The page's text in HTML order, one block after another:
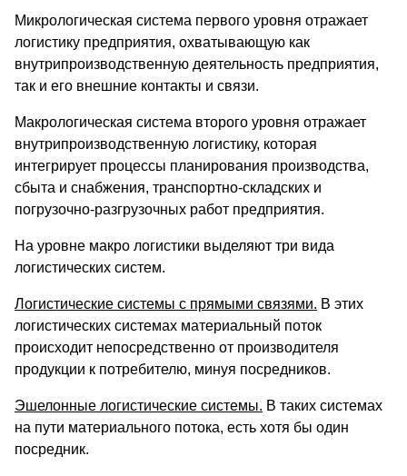
Микрологическая система первого уровня отражает
логистику предприятия, охватывающую как
внутрипроизводственную деятельность предприятия,
так и его внешние контакты и связи.
Макрологическая система второго уровня отражает
внутрипроизводственную логистику, которая
интегрирует процессы планирования производства,
сбыта и снабжения, транспортно-складских и
погрузочно-разгрузочных работ предприятия.
На уровне макро логистики выделяют три вида
логистических систем.
Логистические системы с прямыми связями. В этих
логистических системах материальный поток
происходит непосредственно от производителя
продукции к потребителю, минуя посредников.
Эшелонные логистические системы. В таких системах
на пути материального потока, есть хотя бы один
посредник.